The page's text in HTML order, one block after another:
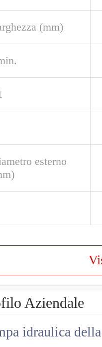
(mm)
esterno
Aziendale
idraulica